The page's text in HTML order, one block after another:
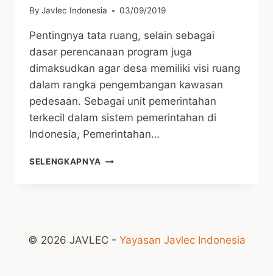
By Javlec Indonesia 03/09/2019
Pentingnya tata ruang, selain sebagai
dasar perencanaan program juga
dimaksudkan agar desa memiliki visi ruang
dalam rangka pengembangan kawasan
pedesaan. Sebagai unit pemerintahan
terkecil dalam sistem pemerintahan di
Indonesia, Pemerintahan…
SELENGKAPNYA PEMERINTAH
BAGI
© 2026 JAVLEC - Yayasan Javlec Indonesia